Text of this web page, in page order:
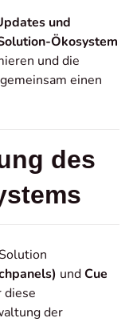
und
Ökosystem
und die
einen
des
undCue
diese
der